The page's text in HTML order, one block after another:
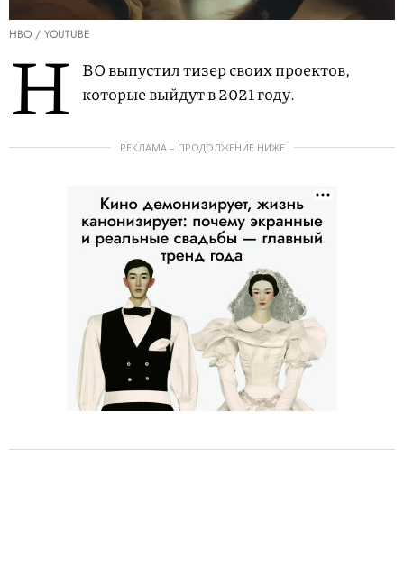
HBO / YOUTUBE
H BO выпустил тизер своих проектов,
которые выйдут в 2021 году.
РЕКЛАМА – ПРОДОЛЖЕНИЕ НИЖЕ